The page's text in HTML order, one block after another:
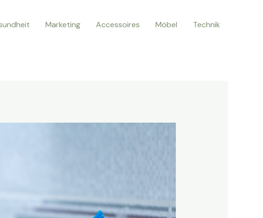
Marketing Accessoires Möbel Technik